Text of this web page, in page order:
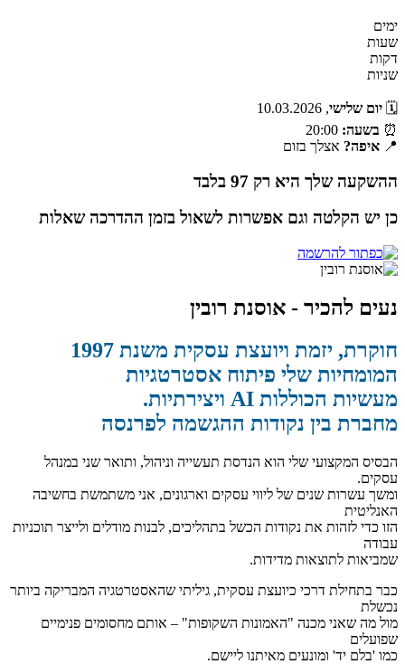
ימים
שעות
דקות
שניות
🗓️ יום שלישי, 10.03.2026
⏰ בשעה:
📍 איפה? אצלך בזום
ההשקעה שלך היא רק 97 בלבד
כן יש הקלטה וגם אפשרות לשאול בזמן ההדרכה שאלות
נעים להכיר - אוסנת רובין
חוקרת, יזמת ויועצת עסקית משנת 1997
המומחיות שלי פיתוח אסטרטגיות
מעשיות הכוללות AI ויצירתיות.
מחברת בין נקודות ההגשמה לפרנסה
הבסיס המקצועי שלי הוא הנדסת תעשייה וניהול, ותואר שני במנהל
עסקים.
ומשך עשרות שנים של ליווי עסקים וארגונים, אני משתמשת בחשיבה
האנליטית
הזו כדי לזהות את נקודות הכשל בתהליכים, לבנות מודלים ולייצר תוכניות
עבודה
שמביאות לתוצאות מדידות.
כבר בתחילת דרכי כיועצת עסקית, גיליתי שהאסטרטגיה המבריקה ביותר
נכשלת
מול מה שאני מכנה "האמונות השקופות" – אותם מחסומים פנימיים
שפועלים
כמו 'בלם יד' ומונעים מאיתנו ליישם.